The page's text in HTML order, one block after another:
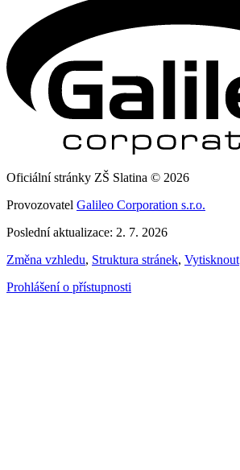
Oficiální stránky ZŠ Slatina © 2026
Provozovatel Galileo Corporation s.r.o.
Poslední aktualizace: 2. 7. 2026
Změna vzhledu, Struktura stránek, Vytisknout
Prohlášení o přístupnosti